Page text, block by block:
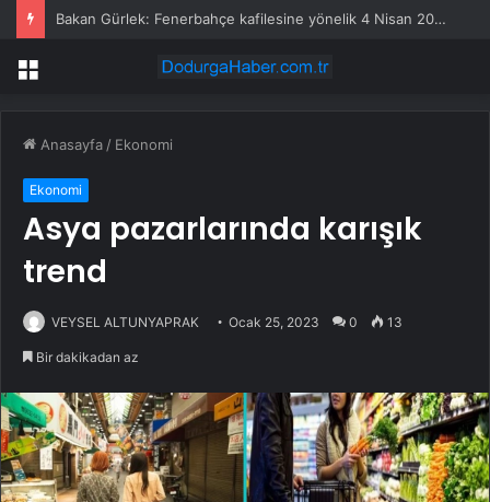
Bakan Gürlek: Fenerbahçe kafilesine yönelik 4 Nisan 2015 saldırısı yeniden incelemeye alındı
Menü
Anasayfa / Ekonomi
Ekonomi
Asya pazarlarında karışık
trend
VEYSEL ALTUNYAPRAK Ocak 25, 2023 0 13
Bir dakikadan az